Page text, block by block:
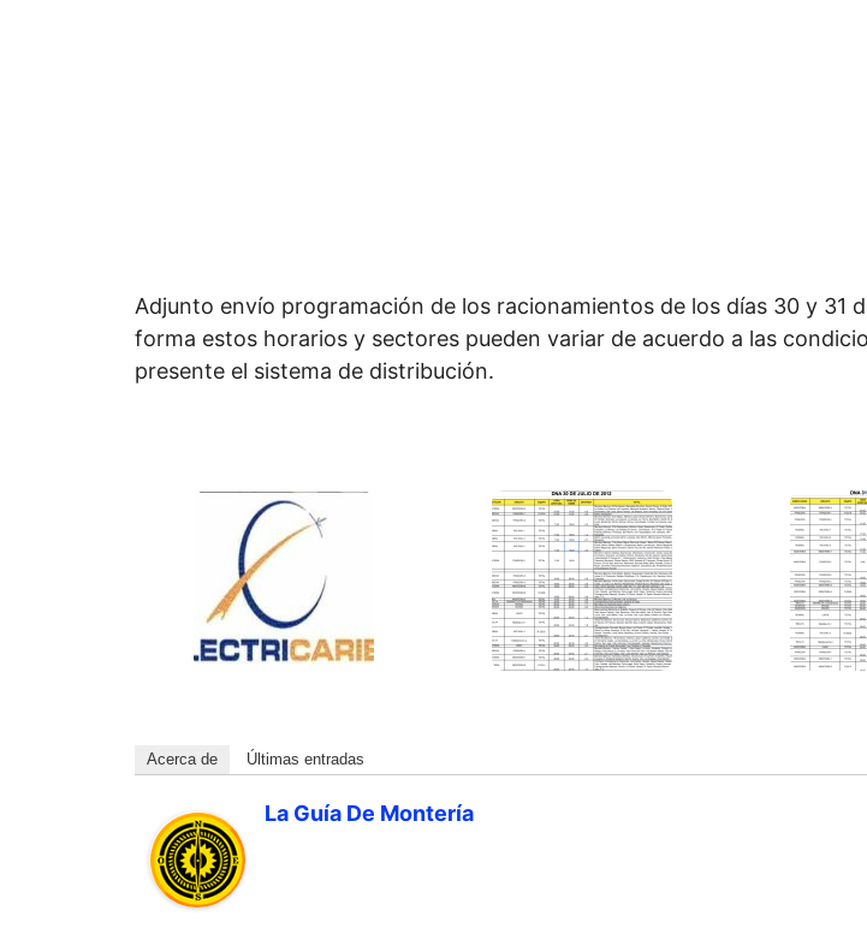
Adjunto envío programación de los racionamientos de los días 30 y 31
forma estos horarios y sectores pueden variar de acuerdo a las
presente el sistema de distribución.
Acerca de Últimas entradas
La Guía De Montería